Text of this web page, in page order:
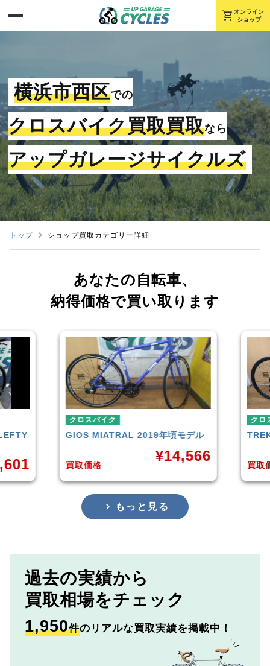
shopping_cart オンライン
ショップ
横浜市西区での
クロスバイク買取買取なら
アップガレージサイクルズ
トップ ショップ買取カテゴリー詳細
あなたの自転車、
納得価格で買い取ります
クロスバイク
GIOS MIATRAL 2019年頃モデル
買取価格
¥14,566
クロ
買取
もっと見る
過去の実績から
買取相場をチェック
1,950件のリアルな買取実績を掲載中！